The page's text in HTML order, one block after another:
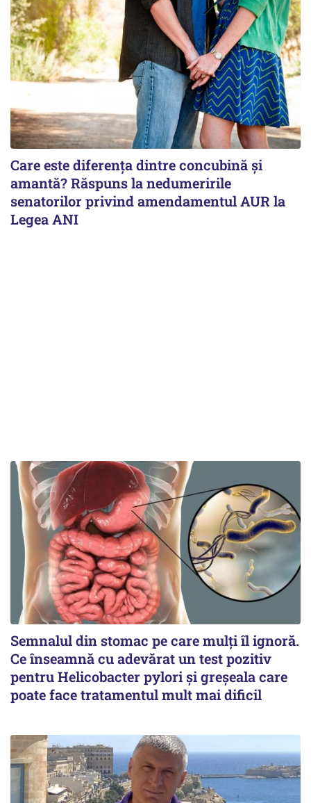
Care este diferența dintre concubină și
amantă? Răspuns la nedumeririle
senatorilor privind amendamentul AUR la
Legea ANI
Semnalul din stomac pe care mulți îl ignoră.
Ce înseamnă cu adevărat un test pozitiv
pentru Helicobacter pylori și greșeala care
poate face tratamentul mult mai dificil